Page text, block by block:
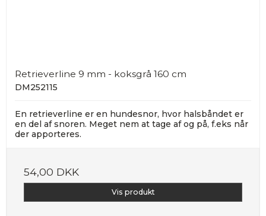
Retrieverline 9 mm - koksgrå 160 cm
DM252115
En retrieverline er en hundesnor, hvor halsbåndet er
en del af snoren. Meget nem at tage af og på, f.eks når
der apporteres.
54,00 DKK
Vis produkt